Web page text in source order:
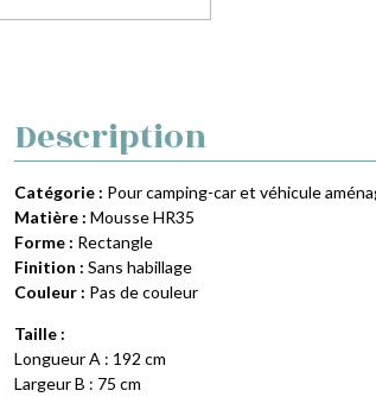
Description
Catégorie : Pour camping-car et véhicule
Matière : Mousse HR35
Forme : Rectangle
Finition : Sans habillage
Couleur : Pas de couleur
Taille :
Longueur A : 192 cm
Largeur B : 75 cm